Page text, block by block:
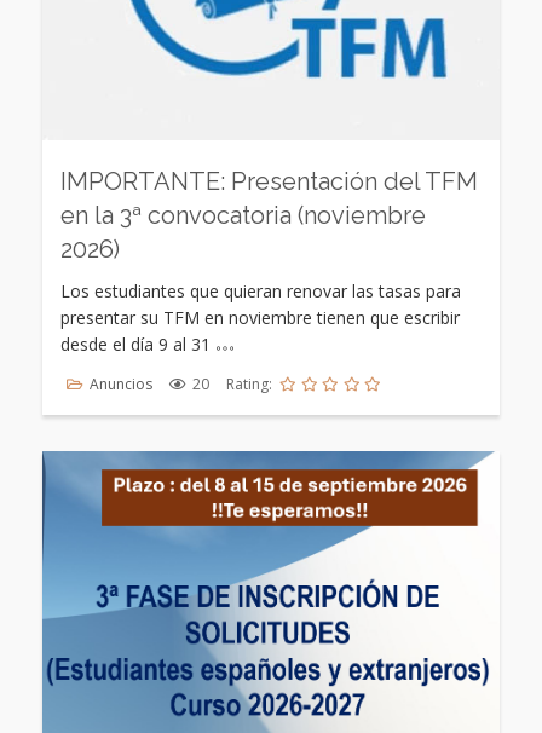
IMPORTANTE: Presentación del TFM
en la 3ª convocatoria (noviembre
2026)
Los estudiantes que quieran renovar las tasas para
presentar su TFM en noviembre tienen que escribir
desde el día 9 al 31
Anuncios 20 Rating: